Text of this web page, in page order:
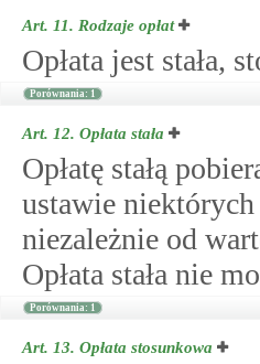
Art. 11. Rodzaje opłat
Opłata jest stała,
Porównania: 1
Art. 12. Opłata stała
Opłatę stałą
ustawie
niezależnie od
Opłata stała nie
Porównania: 1
Art. 13. Opłata stosunkowa